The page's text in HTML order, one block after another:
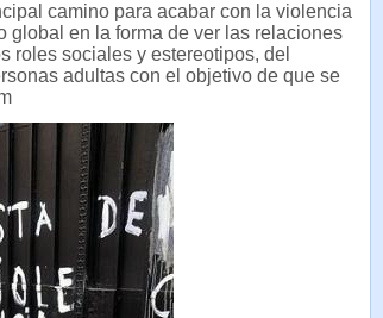
camino para acabar con la violencia
global en la forma de ver las relaciones
roles sociales y estereotipos, del
adultas con el objetivo de que se